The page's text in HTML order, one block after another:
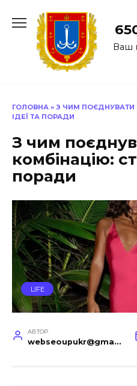
до
Ваш
ГОЛОВНА » З ЧИМ ПОЄДНУВАТИ
ІДЕЇ ТА ПОРАДИ
З чим
комбінацію:
поради
LIFE
АВТОР
webseoupukr@gmail.com